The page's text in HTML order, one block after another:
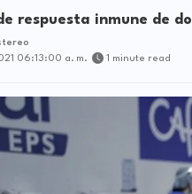
respuesta inmune de
06:13:00 a. m.
1 minute read